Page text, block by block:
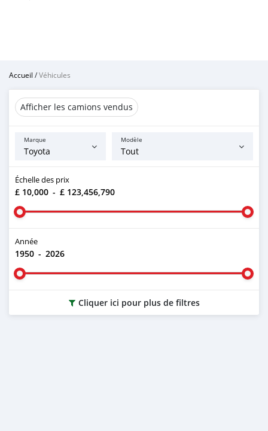
Accueil /Véhicules
Afficher les camions vendus
Marque Modèle
Échelle des prix
£ 10,000 - £ 123,456,790
Année
1950 - 2026
Cliquer ici pour plus de filtres